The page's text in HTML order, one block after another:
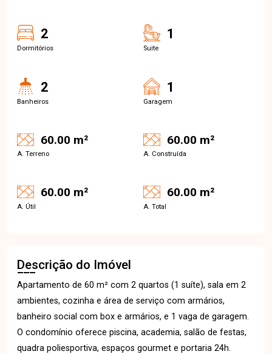
2
Dormitórios
1
Suite
2
Banheiros
1
Garagem
60.00 m²
A. Terreno
60.00 m²
A. Construída
60.00 m²
A. Útil
60.00 m²
A. Total
Descrição do Imóvel
Apartamento de 60 m² com 2 quartos (1 suíte), sala em 2
ambientes, cozinha e área de serviço com armários,
banheiro social com box e armários, e 1 vaga de garagem.
O condomínio oferece piscina, academia, salão de festas,
quadra poliesportiva, espaços gourmet e portaria 24h.